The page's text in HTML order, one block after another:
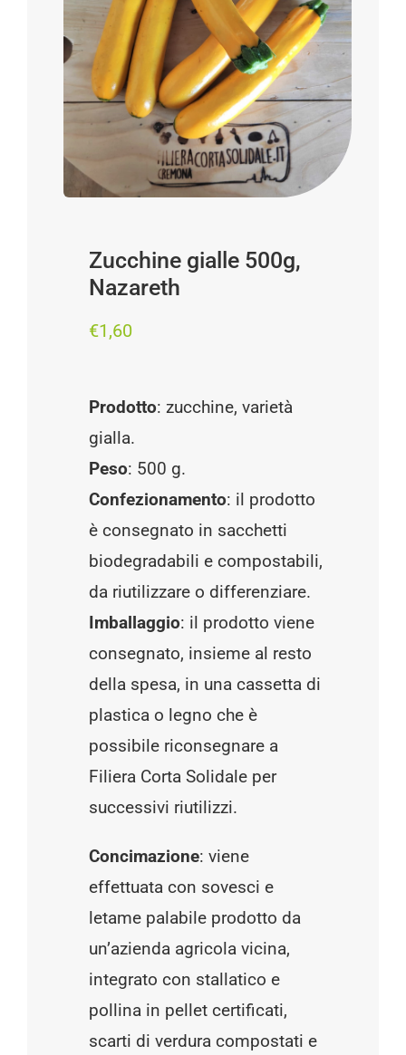
Progetti
Zucchine gialle 500g,
Nazareth
€1,60
Prodotto: zucchine, varietà
gialla.
Peso: 500 g.
Confezionamento: il prodotto
è consegnato in sacchetti
biodegradabili e compostabili,
da riutilizzare o differenziare.
Imballaggio: il prodotto viene
consegnato, insieme al resto
della spesa, in una cassetta di
plastica o legno che è
possibile riconsegnare a
Filiera Corta Solidale per
successivi riutilizzi.
Concimazione: viene
effettuata con sovesci e
letame palabile prodotto da
un’azienda agricola vicina,
integrato con stallatico e
pollina in pellet certificati,
scarti di verdura compostati e